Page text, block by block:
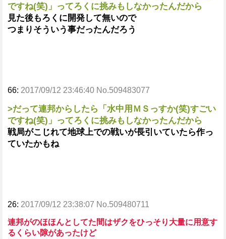
ですね(笑)」ってろくに挑みもしなかったんだから
見た後もろくに開発して無いので
つまりそういう事だったんだろう
66: 2017/09/12 23:46:40 No.509483077
>だって連邦からしたら「水中用ＭＳっすか(笑)すごい
ですね(笑)」ってろくに挑みもしなかったんだから
戦局がこじれて地球上での戦いが長引いていたら作っ
ていたかもね
26: 2017/09/12 23:38:07 No.509480711
連邦がのほほんとしてた間はザクをひっそり大量に用意す
るくらい隙があったけど